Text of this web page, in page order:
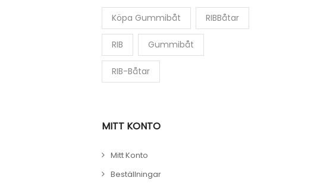
Köpa Gummibåt RIBBåtar
RIB Gummibåt
RIB-Båtar
MITT KONTO
Mitt Konto
Beställningar